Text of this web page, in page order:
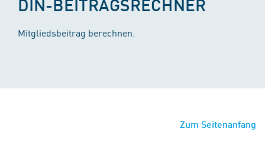
DIN-BEITRAGSRECHNER
Mitgliedsbeitrag berechnen.
Zum Seitenanfang